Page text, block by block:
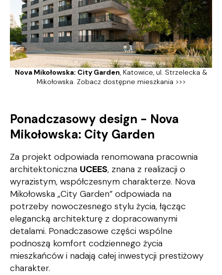
Nova Mikołowska: City Garden, Katowice, ul. Strzelecka &
Mikołowska. Zobacz dostępne mieszkania >>>
Ponadczasowy design - Nova
Mikołowska: City Garden
Za projekt odpowiada renomowana pracownia
architektoniczna UCEES, znana z realizacji o
wyrazistym, współczesnym charakterze. Nova
Mikołowska „City Garden” odpowiada na
potrzeby nowoczesnego stylu życia, łącząc
elegancką architekturę z dopracowanymi
detalami. Ponadczasowe części wspólne
podnoszą komfort codziennego życia
mieszkańców i nadają całej inwestycji prestiżowy
charakter.